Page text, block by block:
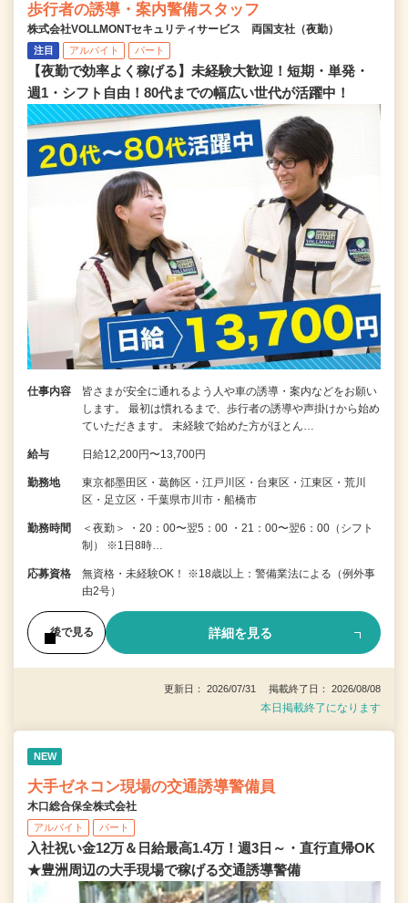
歩行者の誘導・案内警備スタッフ
株式会社VOLLMONTセキュリティサービス 両国支社（夜勤）
注目 アルバイト パート
【夜勤で効率よく稼げる】未経験大歓迎！短期・単発・
週1・シフト自由！80代までの幅広い世代が活躍中！
仕事内容
皆さまが安全に通れるよう人や車の誘導・案内などをお願い
します。 最初は慣れるまで、歩行者の誘導や声掛けから始め
ていただきます。 未経験で始めた方がほとん…
給与 日給12,200円〜13,700円
勤務地
東京都墨田区・葛飾区・江戸川区・台東区・江東区・荒川
区・足立区・千葉県市川市・船橋市
勤務時間
＜夜勤＞ ・20：00〜翌5：00 ・21：00〜翌6：00（シフト
制） ※1日8時…
応募資格
無資格・未経験OK！ ※18歳以上：警備業法による（例外事
由2号）
後で見る 詳細を見る
更新日： 2026/07/31 掲載終了日： 2026/08/08
本日掲載終了になります
NEW
大手ゼネコン現場の交通誘導警備員
木口総合保全株式会社
アルバイト パート
入社祝い金12万＆日給最高1.4万！週3日～・直行直帰OK
★豊洲周辺の大手現場で稼げる交通誘導警備